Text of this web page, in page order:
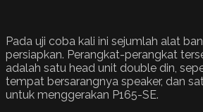
Pada uji coba kali ini sejumlah alat
persiapkan. Perangkat-perangkat
adalah satu head unit double din,
tempat bersarangnya speaker, dan
untuk menggerakan P165-SE.